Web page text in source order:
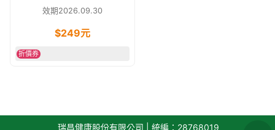
10ml
效期2026.09.30
$249元
折價券
瑞昌健康股份有限公司 | 統編：28768019